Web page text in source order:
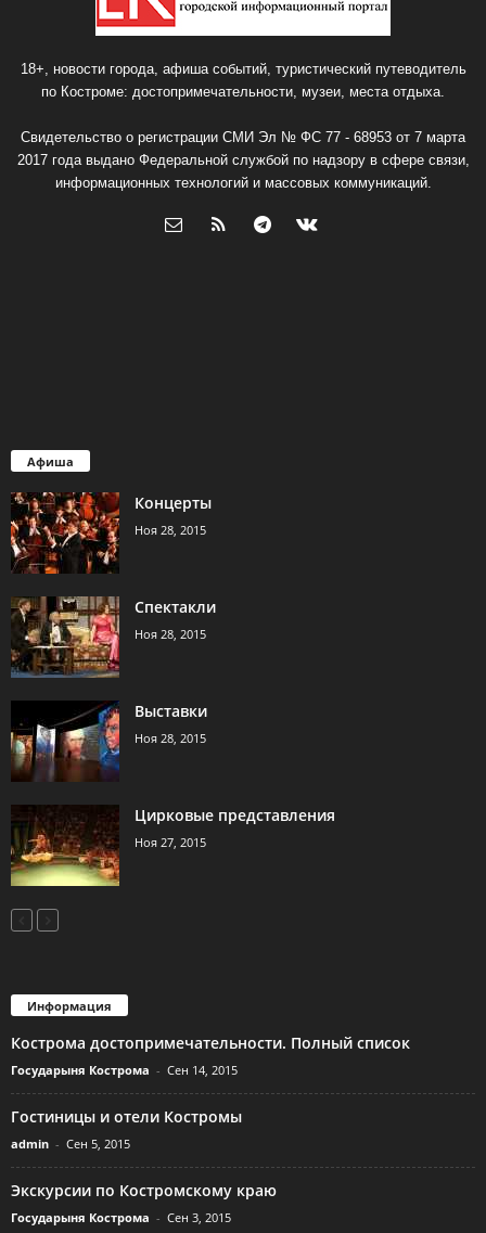
18+, новости города, афиша событий, туристический путеводитель
по Костроме: достопримечательности, музеи, места отдыха.
Свидетельство о регистрации СМИ Эл № ФС 77 - 68953 от 7 марта
2017 года выдано Федеральной службой по надзору в сфере связи,
информационных технологий и массовых коммуникаций.
Афиша
Концерты
Ноя 28, 2015
Спектакли
Ноя 28, 2015
Выставки
Ноя 28, 2015
Цирковые представления
Ноя 27, 2015
Информация
Кострома достопримечательности. Полный список
Государыня Кострома - Сен 14, 2015
Гостиницы и отели Костромы
admin - Сен 5, 2015
Экскурсии по Костромскому краю
Государыня Кострома - Сен 3, 2015